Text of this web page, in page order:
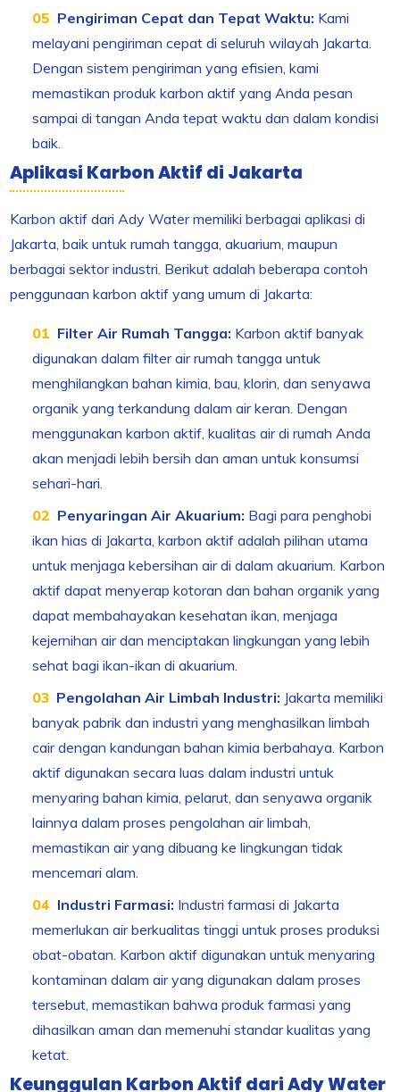
Pengiriman Cepat dan Tepat Waktu: Kami
melayani pengiriman cepat di seluruh wilayah Jakarta.
Dengan sistem pengiriman yang efisien, kami
memastikan produk karbon aktif yang Anda pesan
sampai di tangan Anda tepat waktu dan dalam kondisi
baik.
Aplikasi Karbon Aktif di Jakarta
Karbon aktif dari Ady Water memiliki berbagai aplikasi di
Jakarta, baik untuk rumah tangga, akuarium, maupun
berbagai sektor industri. Berikut adalah beberapa contoh
penggunaan karbon aktif yang umum di Jakarta:
Filter Air Rumah Tangga: Karbon aktif banyak
digunakan dalam filter air rumah tangga untuk
menghilangkan bahan kimia, bau, klorin, dan senyawa
organik yang terkandung dalam air keran. Dengan
menggunakan karbon aktif, kualitas air di rumah Anda
akan menjadi lebih bersih dan aman untuk konsumsi
sehari-hari.
Penyaringan Air Akuarium: Bagi para penghobi
ikan hias di Jakarta, karbon aktif adalah pilihan utama
untuk menjaga kebersihan air di dalam akuarium. Karbon
aktif dapat menyerap kotoran dan bahan organik yang
dapat membahayakan kesehatan ikan, menjaga
kejernihan air dan menciptakan lingkungan yang lebih
sehat bagi ikan-ikan di akuarium.
Pengolahan Air Limbah Industri: Jakarta memiliki
banyak pabrik dan industri yang menghasilkan limbah
cair dengan kandungan bahan kimia berbahaya. Karbon
aktif digunakan secara luas dalam industri untuk
menyaring bahan kimia, pelarut, dan senyawa organik
lainnya dalam proses pengolahan air limbah,
memastikan air yang dibuang ke lingkungan tidak
mencemari alam.
Industri Farmasi: Industri farmasi di Jakarta
memerlukan air berkualitas tinggi untuk proses produksi
obat-obatan. Karbon aktif digunakan untuk menyaring
kontaminan dalam air yang digunakan dalam proses
tersebut, memastikan bahwa produk farmasi yang
dihasilkan aman dan memenuhi standar kualitas yang
ketat.
Keunggulan Karbon Aktif dari Ady Water